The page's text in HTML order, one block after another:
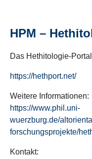
HPM –
Das Hethitologie-
https://hethport.net/
Weitere Informationen:
https://www.phil.uni-
wuerzburg.de/
forschungsprojekte/
Kontakt: